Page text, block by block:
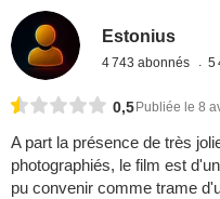
Estonius
4 743 abonnés 5
0,5 Publiée le 8
A part la présence de très
photographiés, le film est
pu convenir comme trame